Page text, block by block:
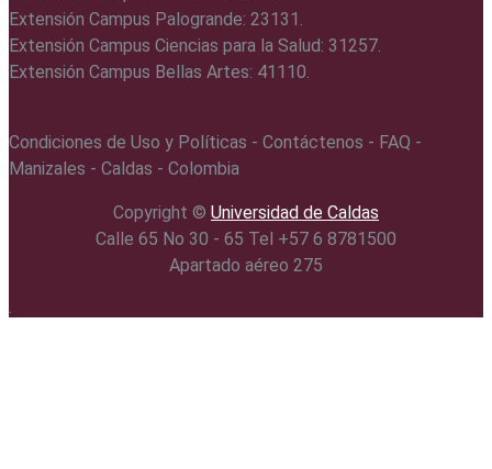
Extensión Campus Palogrande: 23131.
Extensión Campus Ciencias para la Salud: 31257.
Extensión Campus Bellas Artes: 41110.
Condiciones de Uso y Políticas - Contáctenos - FAQ -
Manizales - Caldas - Colombia
Copyright ©️ Universidad de Caldas
Calle 65 No 30 - 65 Tel +57 6 8781500
Apartado aéreo 275
.